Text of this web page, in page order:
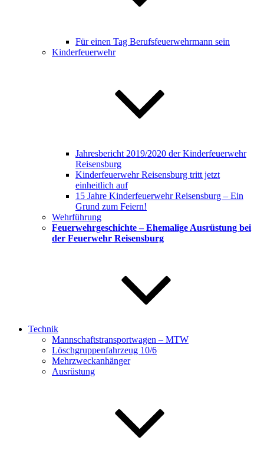
Für einen Tag Berufsfeuerwehrmann sein
Kinderfeuerwehr
Jahresbericht 2019/2020 der Kinderfeuerwehr
Reisensburg
Kinderfeuerwehr Reisensburg tritt jetzt
einheitlich auf
15 Jahre Kinderfeuerwehr Reisensburg – Ein
Grund zum Feiern!
Wehrführung
Feuerwehrgeschichte – Ehemalige Ausrüstung bei
der Feuerwehr Reisensburg
Technik
Mannschaftstransportwagen – MTW
Löschgruppenfahrzeug 10/6
Mehrzweckanhänger
Ausrüstung